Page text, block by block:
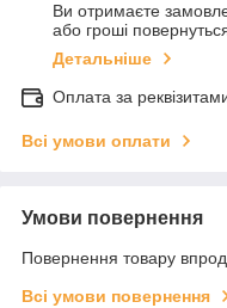
Ви отримаєте
або гроші
Детальніше
Оплата за
Всі умови оплати
Умови повернення
Повернення товару
Всі умови повернення